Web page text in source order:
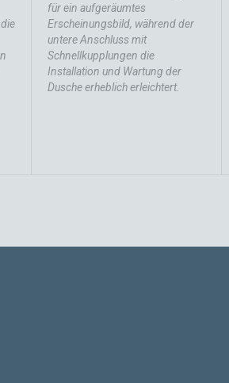
für ein aufgeräumtes
Erscheinungsbild, während der
untere Anschluss mit
Schnellkupplungen die
Installation und Wartung der
Dusche erheblich erleichtert.